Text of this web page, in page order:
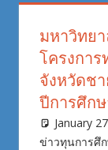
มหาวิทย
โครงกา
จังหวัดช
ปีการศึก
January
ข่าวทุนการศึ